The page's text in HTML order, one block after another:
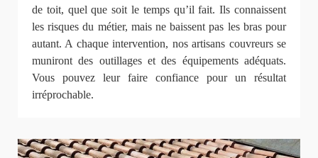
de toit, quel que soit le temps qu’il fait. Ils connaissent
les risques du métier, mais ne baissent pas les bras pour
autant. A chaque intervention, nos artisans couvreurs se
muniront des outillages et des équipements adéquats.
Vous pouvez leur faire confiance pour un résultat
irréprochable.